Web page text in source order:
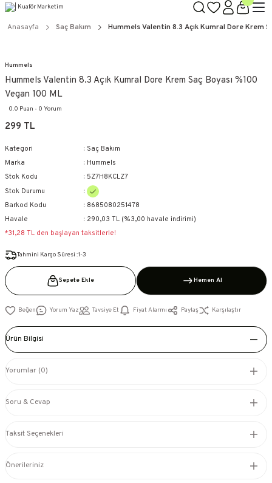
KAPIDA ÖDEME SEÇENEĞİ
Anasayfa Saç Bakım Hummels Valentin 8.3 Açık Kumral Dore Krem
Hummels
Hummels Valentin 8.3 Açık Kumral Dore Krem Saç Boyası %100
Vegan 100 ML
0.0 Puan - 0 Yorum
299 TL
Kategori
Saç Bakım
Marka
Hummels
Stok Kodu
5Z7H8KCLZ7
Stok Durumu
Barkod Kodu
8685080251478
Havale
290,03 TL (%3,00 havale indirimi)
*31,28 TL den başlayan taksitlerle!
Tahmini Kargo Süresi :1-3
Sepete Ekle Hemen Al
Yorum Yaz Tavsiye Et Fiyat Alarmı Paylaş Karşılaştır
Ürün Bilgisi
Yorumlar (0)
Soru & Cevap
Taksit Seçenekleri
Önerileriniz